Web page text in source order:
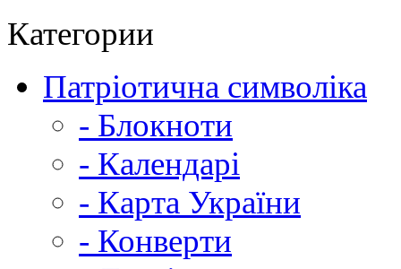
Категории
Патріотична символіка
- Блокноти
- Календарі
- Карта України
- Конверти